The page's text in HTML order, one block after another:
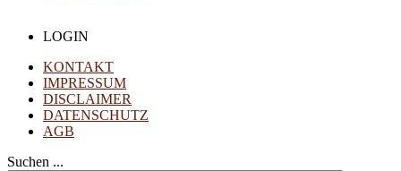
LOGIN
KONTAKT
IMPRESSUM
DISCLAIMER
DATENSCHUTZ
AGB
Suchen ...